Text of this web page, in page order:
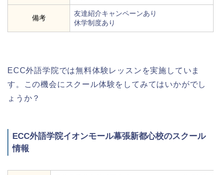
備考
友達紹介キャンペーンあり
休学制度あり
ECC外語学院では無料体験レッスンを実施していま
す。この機会にスクール体験をしてみてはいかがでし
ょうか？
ECC外語学院イオンモール幕張新都心校のスクール
情報